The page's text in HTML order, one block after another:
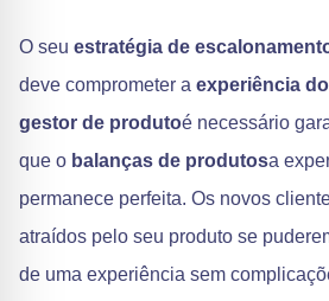
O seu estratégia de
deve comprometer a experiência
gestor de produtoé necessário
que o balanças de produtosa
permanece perfeita. Os novos
atraídos pelo seu produto se
de uma experiência sem